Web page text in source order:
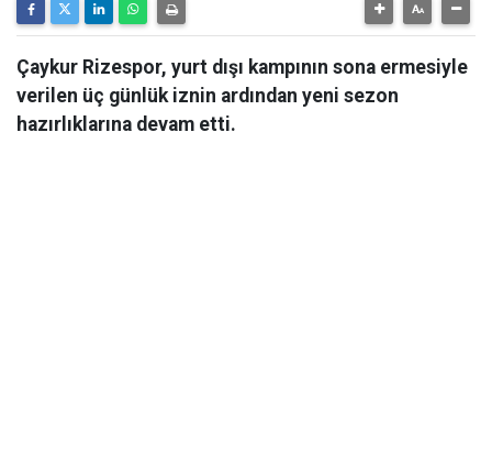
Çaykur Rizespor, yurt dışı kampının sona ermesiyle
verilen üç günlük iznin ardından yeni sezon
hazırlıklarına devam etti.